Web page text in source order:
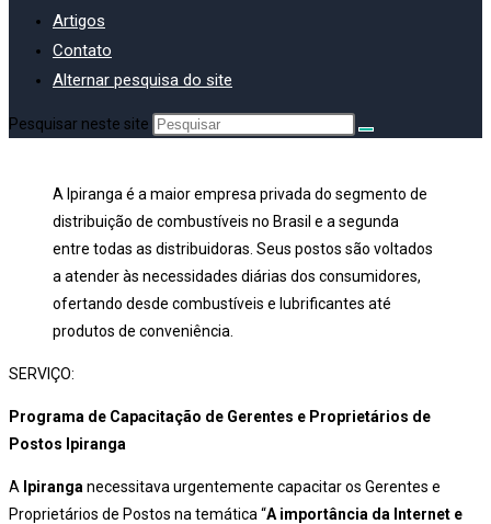
Artigos
Contato
Alternar pesquisa do site
Pesquisar neste site
A Ipiranga é a maior empresa privada do segmento de
distribuição de combustíveis no Brasil e a segunda
entre todas as distribuidoras. Seus postos são voltados
a atender às necessidades diárias dos consumidores,
ofertando desde combustíveis e lubrificantes até
produtos de conveniência.
SERVIÇO:
Programa de Capacitação de Gerentes e Proprietários de
Postos Ipiranga
A Ipiranga necessitava urgentemente capacitar os Gerentes e
Proprietários de Postos na temática “A importância da Internet e